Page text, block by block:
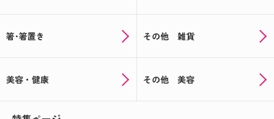
箸･箸置き その他 雑貨
美容・健康 その他 美容